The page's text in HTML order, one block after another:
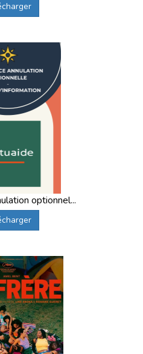
optionnel...